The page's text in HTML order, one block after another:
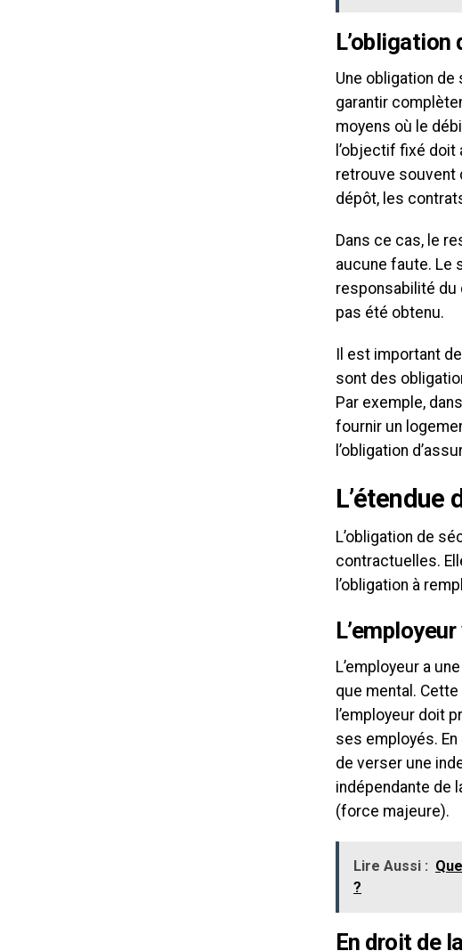
Une obligation
garantir
moyens où le
l’objectif fixé
retrouve souvent
dépôt, les
Dans ce cas, le
aucune faute. Le
responsabilité du
pas été obtenu.
Il est important
sont des
Par exemple,
fournir un
l’obligation
L’étendue
L’obligation de
contractuelles.
l’obligation à
L’employeur a
que mental.
l’employeur doit
ses employés.
de verser une
indépendante de
(force majeure).
Lire Aussi :
?
En droit de